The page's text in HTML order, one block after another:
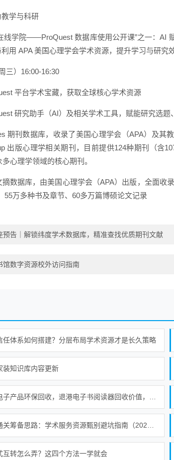
学与科研
线学院——ProQuest 数据库使用公开课”之一：AI
用 APA 美国心理学会学术资源，提升学习与研究效
三）16:00-16:30
平台学术宝藏，获取全球核心学术资源
研究助手（AI）及相关学术工具，赋能研究选
期刊数据库，收录了美国心理学会（APA）及其
出版心理学相关期刊，目前提供124种期刊（含
心理学领域的核心期刊。
摘数据库，由美国心理学会（APA）出版，全面收
55万多种书及章节、60多万篇博硕论文记录
预告｜解锁纬度学术数据库，精准查找优质期刊文献
馆数字资源校外访问指南
任体系如何搭建？分层布局学术资源才是长久策略
装知识库内容更新
互转怎么弄？这四个方法一学就会